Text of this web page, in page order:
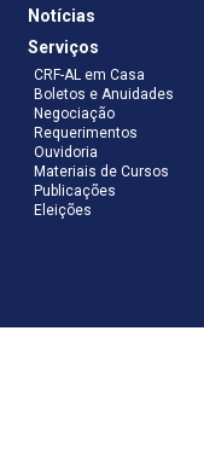
Notícias
Serviços
CRF-AL em Casa
Boletos e Anuidades
Negociação
Requerimentos
Ouvidoria
Materiais de Cursos
Publicações
Eleições